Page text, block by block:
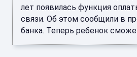
лет появилась функция
связи. Об этом сообщили в
банка. Теперь ребенок